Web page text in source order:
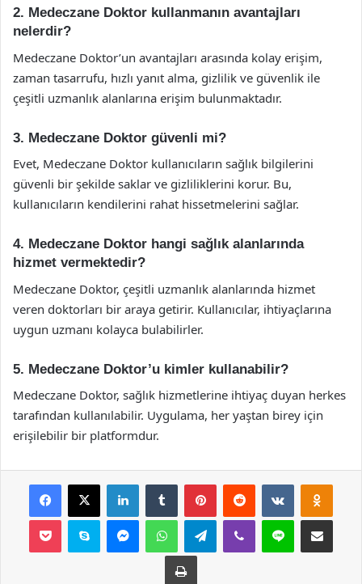
2. Medeczane Doktor kullanmanın avantajları
nelerdir?
Medeczane Doktor’un avantajları arasında kolay erişim,
zaman tasarrufu, hızlı yanıt alma, gizlilik ve güvenlik ile
çeşitli uzmanlık alanlarına erişim bulunmaktadır.
3. Medeczane Doktor güvenli mi?
Evet, Medeczane Doktor kullanıcıların sağlık bilgilerini
güvenli bir şekilde saklar ve gizliliklerini korur. Bu,
kullanıcıların kendilerini rahat hissetmelerini sağlar.
4. Medeczane Doktor hangi sağlık alanlarında
hizmet vermektedir?
Medeczane Doktor, çeşitli uzmanlık alanlarında hizmet
veren doktorları bir araya getirir. Kullanıcılar, ihtiyaçlarına
uygun uzmanı kolayca bulabilirler.
5. Medeczane Doktor’u kimler kullanabilir?
Medeczane Doktor, sağlık hizmetlerine ihtiyaç duyan herkes
tarafından kullanılabilir. Uygulama, her yaştan birey için
erişilebilir bir platformdur.
Facebook
X LinkedInTumblr PinterestReddit VKontakte
Pocket Skype MessengerWhatsAppTelegramViber Line E-Posta ile
Yazdır